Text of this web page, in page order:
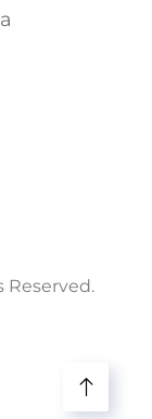
Reserved.